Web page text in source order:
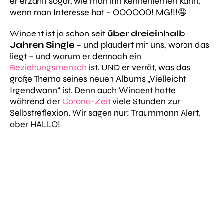
wenn man Interesse hat – OOOOOO! MG!!!🤤
Wincent ist ja schon seit über dreieinhalb
Jahren Single – und plaudert mit uns, woran das
liegt – und warum er dennoch ein
Beziehungsmensch ist. UND er verrät, was das
große Thema seines neuen Albums „Vielleicht
Irgendwann“ ist. Denn auch Wincent hatte
während der Corona-Zeitviele Stunden zur
Selbstreflexion. Wir sagen nur: Traummann Alert,
aber HALLO!